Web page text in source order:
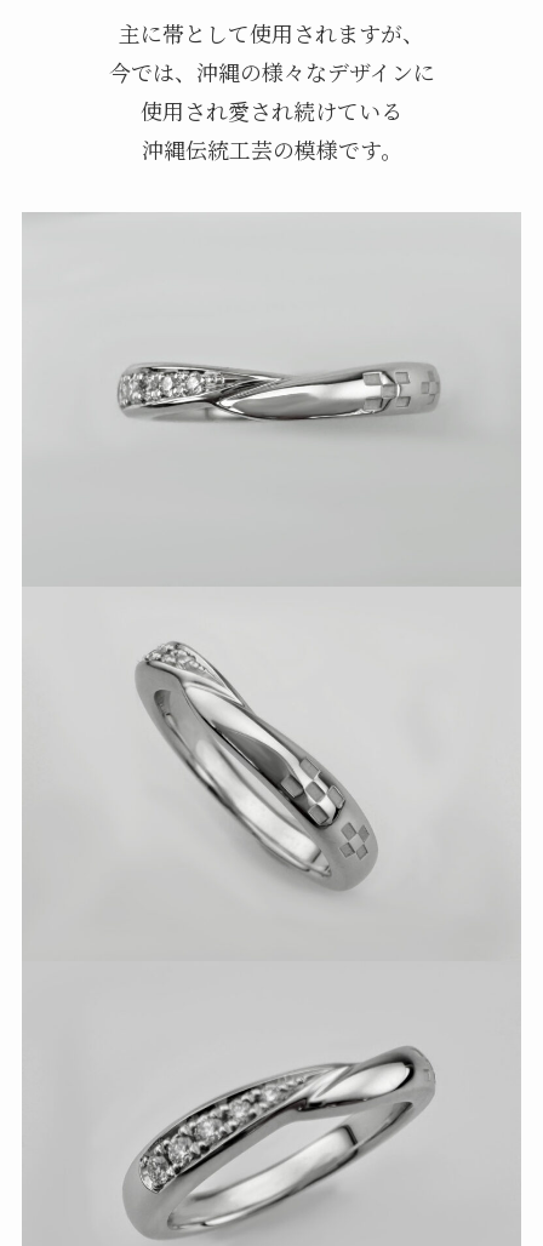
主に帯として使用されますが、
今では、沖縄の様々なデザインに
使用され愛され続けている
沖縄伝統工芸の模様です。